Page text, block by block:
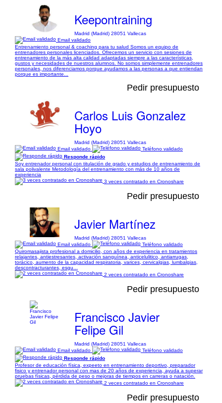
Keepontraining
Madrid (Madrid) 28051 Vallecas
Email validado
Entrenamiento personal & coaching para tu salud Somos un equipo de
entrenadores personales licenciados. Ofrecemos un servicio con sesiones de
entrenamiento de la más alta calidad adaptadas siempre a las características,
gustos y necesidades de nuestros alumnos. No somos simplemente entrenadores
personales, nos diferenciamos porque ayudamos a las personas a que entiendan
porque es importante...
Pedir presupuesto
Carlos Luis Gonzalez
Hoyo
Madrid (Madrid) 28051 Vallecas
Email validado
Teléfono validado
Responde rápido
Soy entrenador personal con titulación de grado y estudios de entrenamiento de
sala polivalente Metodología del entrenamiento con más de 10 años de
experiencia
3 veces contratado en Cronoshare
Pedir presupuesto
Javier Martínez
Madrid (Madrid) 28051 Vallecas
Email validado
Teléfono validado
Quiromasajista profesional a domicilio, con años de experiencia en tratamientos
relajantes, antiestresantes, activación sanguínea, anticelulitico, antiarrugas,
torácico, aumento de la capacidad respiratoria, varices, cervicalgias, lumbalgias,
descontracturantes, esgu...
2 veces contratado en Cronoshare
Pedir presupuesto
Francisco Javier
Felipe Gil
Madrid (Madrid) 28051 Vallecas
Email validado
Teléfono validado
Responde rápido
Profesor de educación física, expeeto en entrenamiento deportivo, preparador
fisico y entrenador personal con mas de 20 años de experiencia, ayuda a superar
pruebas físicas, pérdida de peso o mejoras de tiempos en carreras o natación.
2 veces contratado en Cronoshare
Pedir presupuesto